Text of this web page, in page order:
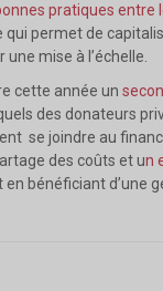
pratiques entre
qui permet de
mise à l’échelle.
cette année un
des donateurs
se joindre au
des coûts et un
en bénéficiant d’une